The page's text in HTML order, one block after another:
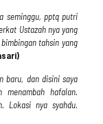
seminggu, pptq putri
Ustazah nya yang
tahsin yang
baru, dan disini saya
hafalan.
Lokasi nya syahdu.